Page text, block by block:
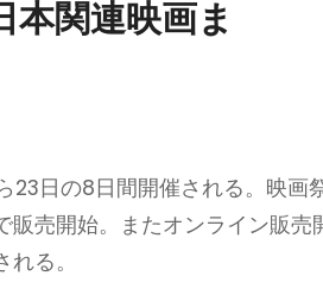
関連映画ま
日の8日間開催される。映画
売開始。またオンライン販売
る。